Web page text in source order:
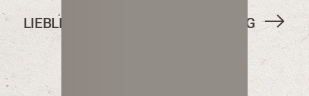
LIEBLINGSREZEPTE FÜR JEDEN TAG